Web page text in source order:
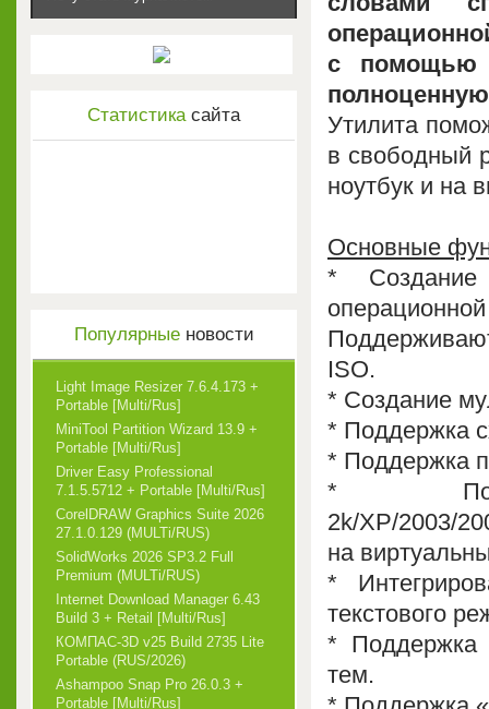
с помощью
Утилита
в свободный
ноутбук и на
Основные
* Создание
ISO.
* Создание
* Поддержка
* Поддержка
*
2k/XP/2003/
на
*
текстового
* Поддержка
тем.
Статистикасайта
Популярныеновости
Light Image Resizer 7.6.4.173 +
Portable [Multi/Rus]
MiniTool Partition Wizard 13.9 +
Portable [Multi/Rus]
Driver Easy Professional
7.1.5.5712 + Portable [Multi/Rus]
CorelDRAW Graphics Suite 2026
27.1.0.129 (MULTi/RUS)
SolidWorks 2026 SP3.2 Full
Premium (MULTi/RUS)
Internet Download Manager 6.43
Build 3 + Retail [Multi/Rus]
КОМПАС-3D v25 Build 2735 Lite
Portable (RUS/2026)
Ashampoo Snap Pro 26.0.3 +
Portable [Multi/Rus]